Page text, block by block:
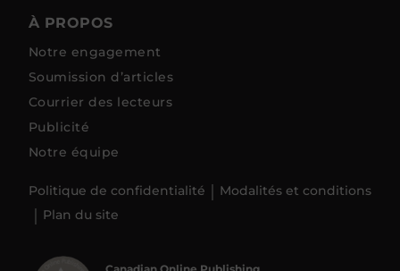
À PROPOS
Notre engagement
Soumission d’articles
Courrier des lecteurs
Publicité
Notre équipe
Politique de confidentialité
Modalités et conditions
Plan du site